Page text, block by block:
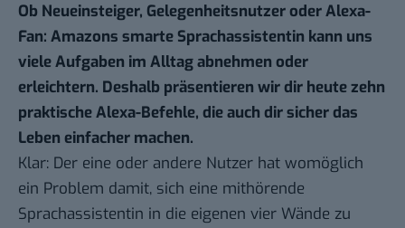
Ob Neueinsteiger, Gelegenheitsnutzer oder Alexa-
Fan: Amazons smarte Sprachassistentin kann uns
viele Aufgaben im Alltag abnehmen oder
erleichtern. Deshalb präsentieren wir dir heute zehn
praktische Alexa-Befehle, die auch dir sicher das
Leben einfacher machen.
Klar: Der eine oder andere Nutzer hat womöglich
ein Problem damit, sich eine mithörende
Sprachassistentin in die eigenen vier Wände zu